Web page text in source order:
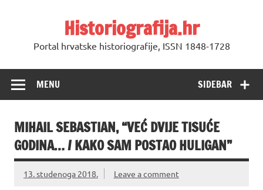
Historiografija.hr
Portal hrvatske historiografije, ISSN 1848-1728
SIDEBAR
MENU
MIHAIL SEBASTIAN, “VEĆ DVIJE TISUĆE
GODINA… / KAKO SAM POSTAO HULIGAN”
13. studenoga 2018. Leave a comment